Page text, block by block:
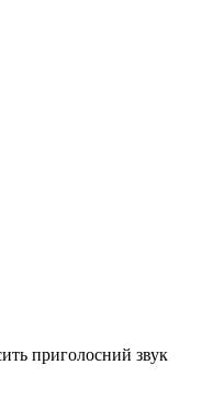
приголосний звук